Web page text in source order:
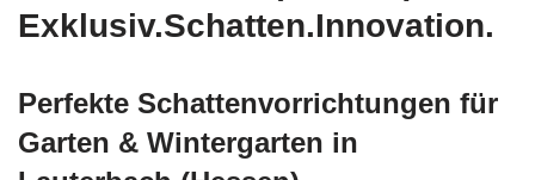
Exklusiv.Schatten.Innovation.
Perfekte Schattenvorrichtungen für
Garten & Wintergarten in